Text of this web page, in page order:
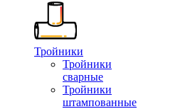
Тройники
Тройники
сварные
Тройники
штампованные